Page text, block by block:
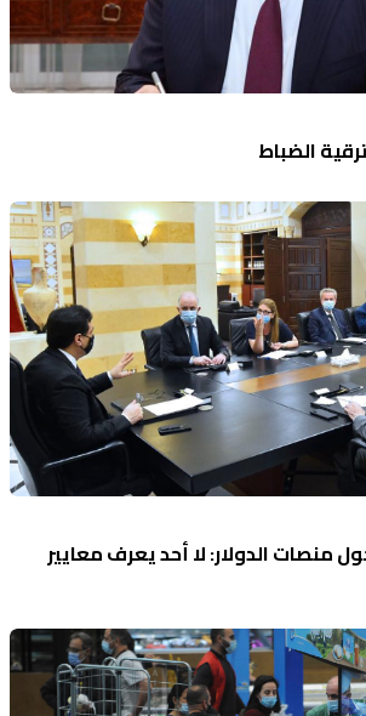
الضباط
منصات الدولار: لا أحد يعرف معايير